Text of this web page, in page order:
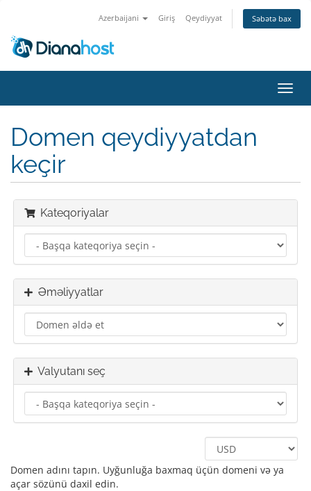
Azerbaijani Giriş Qeydiyyat Səbətə bax
keçid
Domen qeydiyyatdan
keçir
Kateqoriyalar
Əməliyyatlar
Valyutanı seç
Domen adını tapın. Uyğunluğa baxmaq üçün domeni və ya
açar sözünü daxil edin.